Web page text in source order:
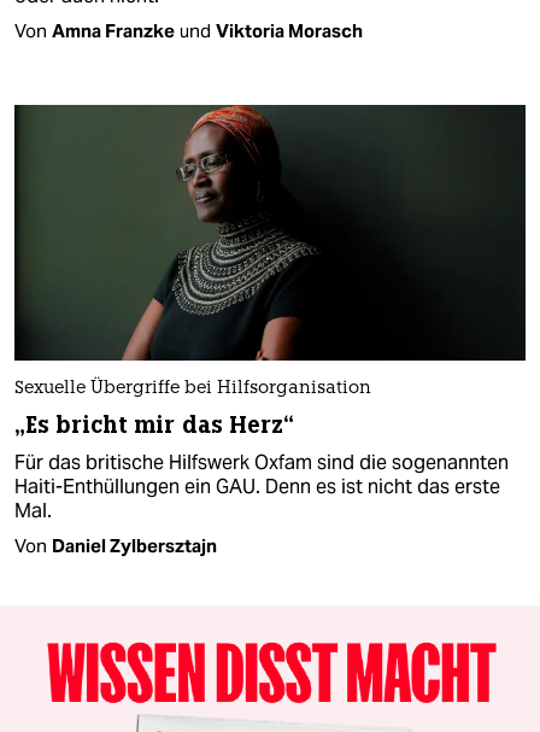
Von Amna Franzke und Viktoria Morasch
Sexuelle Übergriffe bei Hilfsorganisation
„Es bricht mir das Herz“
Für das britische Hilfswerk Oxfam sind die sogenannten
Haiti-Enthüllungen ein GAU. Denn es ist nicht das erste
Mal.
Von Daniel Zylbersztajn